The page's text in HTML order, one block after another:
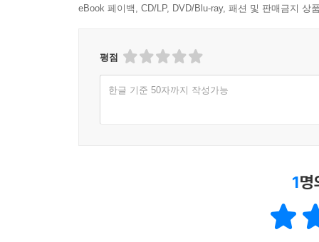
eBook 페이백, CD/LP, DVD/Blu-ray, 패션 및 판매금지 상
평점
한글 기준 50자까지 작성가능
1명